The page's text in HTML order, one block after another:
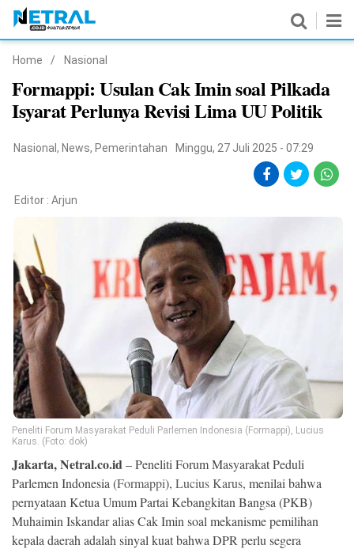
Nasional
Pemerintahan
Pendidikan
Peristiwa
Olahraga
Ekonomi
Memori
Home / Nasional
Formappi: Usulan Cak Imin soal Pilkada
Isyarat Perlunya Revisi Lima UU Politik
Nasional , News, Pemerintahan Minggu, 27 Juli 2025 - 07:29
Editor : Arjun
Peneliti Forum Masyarakat Peduli Parlemen Indonesia (Formappi), Lucius
Karus. (Foto: dok)
Jakarta, Netral.co.id– Peneliti Forum Masyarakat Peduli
Parlemen Indonesia (Formappi), Lucius Karus, menilai bahwa
pernyataan Ketua Umum Partai Kebangkitan Bangsa (PKB)
Muhaimin Iskandar alias Cak Imin soal mekanisme pemilihan
kepala daerah adalah sinyal kuat bahwa DPR perlu segera